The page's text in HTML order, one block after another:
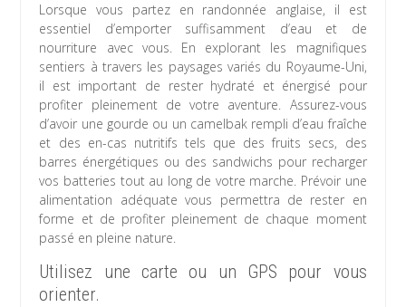
Lorsque vous partez en randonnée anglaise, il est
essentiel d’emporter suffisamment d’eau et de
nourriture avec vous. En explorant les magnifiques
sentiers à travers les paysages variés du Royaume-Uni,
il est important de rester hydraté et énergisé pour
profiter pleinement de votre aventure. Assurez-vous
d’avoir une gourde ou un camelbak rempli d’eau fraîche
et des en-cas nutritifs tels que des fruits secs, des
barres énergétiques ou des sandwichs pour recharger
vos batteries tout au long de votre marche. Prévoir une
alimentation adéquate vous permettra de rester en
forme et de profiter pleinement de chaque moment
passé en pleine nature.
Utilisez une carte ou un GPS pour vous
orienter.